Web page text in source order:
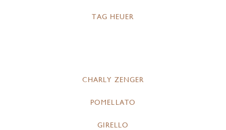
TAG HEUER
CHARLY ZENGER
POMELLATO
GIRELLO